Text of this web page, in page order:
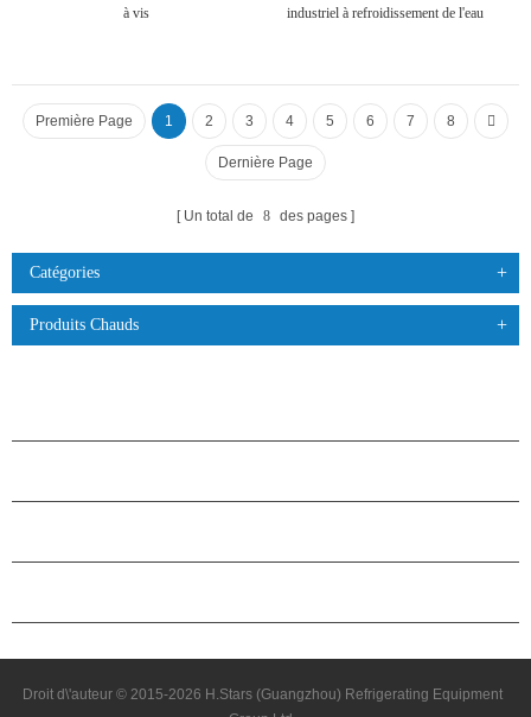
à vis
industriel à refroidissement de l'eau
Première Page 1 2 3 4 5 6 7 8
Dernière Page
Un total de 8 des pages
Catégories
Produits Chauds
Droit d\'auteur © 2015-2026 H.Stars (Guangzhou) Refrigerating Equipment